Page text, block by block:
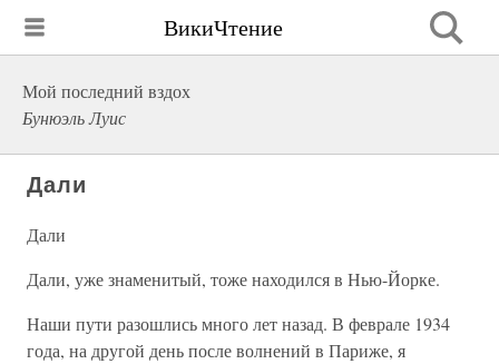
ВикиЧтение
Мой последний вздох
Бунюэль Луис
Дали
Дали
Дали, уже знаменитый, тоже находился в Нью-Йорке.
Наши пути разошлись много лет назад. В феврале 1934
года, на другой день после волнений в Париже, я